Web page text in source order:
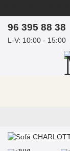
ASESORAMIENTO
INTERIORES -
COMPRAS
info@muebles4.com
96 395 88 38
L-V: 10:00 - 15:00